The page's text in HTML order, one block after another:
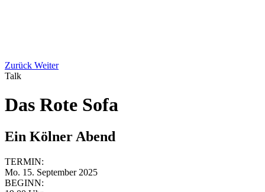
Zurück Weiter
Talk
Das Rote Sofa
Ein Kölner Abend
TERMIN:
Mo. 15. September 2025
BEGINN: